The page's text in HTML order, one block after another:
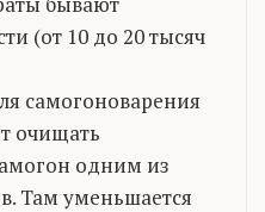
(от 10 до 20 тысяч
самогоноварения
очищать
одним из
Там уменьшается